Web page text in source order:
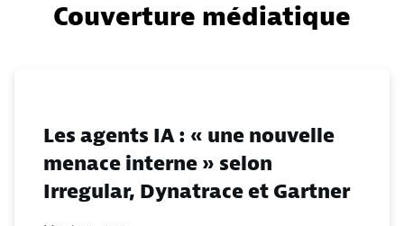
Couverture médiatique
Les agents IA : « une nouvelle
menace interne » selon
Irregular, Dynatrace et Gartner